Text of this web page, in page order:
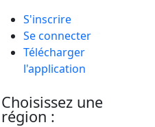
S'inscrire
Se connecter
Télécharger
l'application
Choisissez une
région :